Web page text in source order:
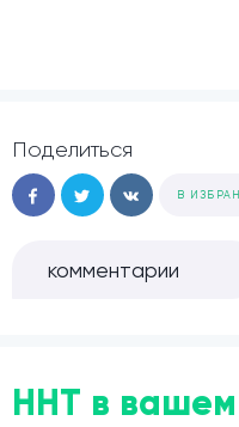
Поделиться
В
комментарии
ННТ в